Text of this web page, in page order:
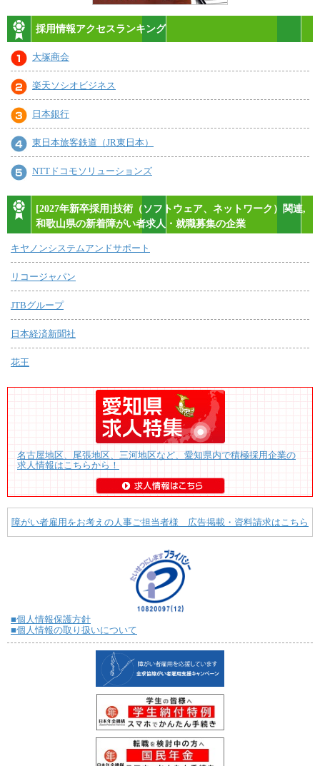
採用情報アクセスランキング
大塚商会
楽天ソシオビジネス
日本銀行
東日本旅客鉄道（JR東日本）
NTTドコモソリューションズ
[2027年新卒採用]技術（ソフトウェア、ネットワーク）関連,
和歌山県の新着障がい者求人・就職募集の企業
キヤノンシステムアンドサポート
リコージャパン
JTBグループ
日本経済新聞社
花王
名古屋地区、尾張地区、三河地区など、愛知県内で積極採用企業の
求人情報はこちらから！
障がい者雇用をお考えの人事ご担当者様 広告掲載・資料請求はこちら
■個人情報保護方針
■個人情報の取り扱いについて